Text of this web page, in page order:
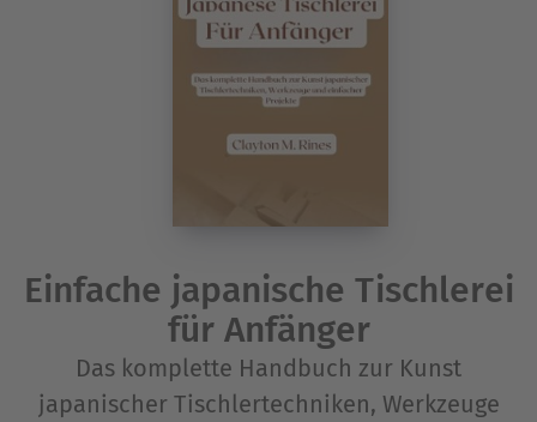
Einfache japanische Tischlerei
für Anfänger
Das komplette Handbuch zur Kunst
japanischer Tischlertechniken, Werkzeuge